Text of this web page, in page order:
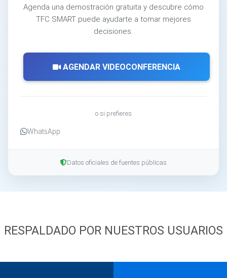
Agenda una demostración gratuita y descubre cómo
TFC SMART puede ayudarte a tomar mejores
decisiones.
AGENDAR VIDEOCONFERENCIA
o si prefieres
WhatsApp
Datos oficiales de fuentes públicas
RESPALDADO POR NUESTROS USUARIOS